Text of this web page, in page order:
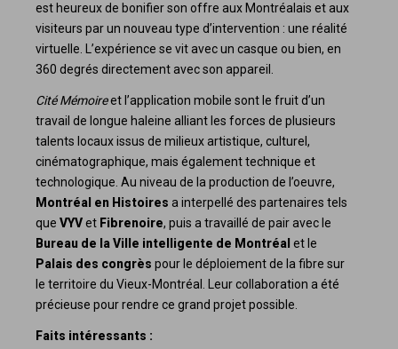
est heureux de bonifier son offre aux Montréalais et aux
visiteurs par un nouveau type d’intervention : une réalité
virtuelle. L’expérience se vit avec un casque ou bien, en
360 degrés directement avec son appareil.
Cité Mémoireet l’application mobile sont le fruit d’un
travail de longue haleine alliant les forces de plusieurs
talents locaux issus de milieux artistique, culturel,
cinématographique, mais également technique et
technologique. Au niveau de la production de l’oeuvre,
Montréal en Histoires a interpellé des partenaires tels
que VYVet Fibrenoire, puis a travaillé de pair avec le
Bureau de la Ville intelligente de Montréal et le
Palais des congrès pour le déploiement de la fibre sur
le territoire du Vieux-Montréal. Leur collaboration a été
précieuse pour rendre ce grand projet possible.
Faits intéressants :